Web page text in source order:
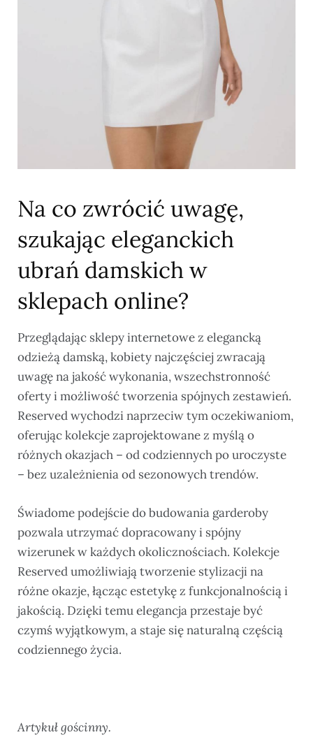
Na co zwrócić uwagę,
szukając eleganckich
ubrań damskich w
sklepach online?
Przeglądając sklepy internetowe z elegancką
odzieżą damską, kobiety najczęściej zwracają
uwagę na jakość wykonania, wszechstronność
oferty i możliwość tworzenia spójnych zestawień.
Reserved wychodzi naprzeciw tym oczekiwaniom,
oferując kolekcje zaprojektowane z myślą o
różnych okazjach – od codziennych po uroczyste
– bez uzależnienia od sezonowych trendów.
Świadome podejście do budowania garderoby
pozwala utrzymać dopracowany i spójny
wizerunek w każdych okolicznościach. Kolekcje
Reserved umożliwiają tworzenie stylizacji na
różne okazje, łącząc estetykę z funkcjonalnością i
jakością. Dzięki temu elegancja przestaje być
czymś wyjątkowym, a staje się naturalną częścią
codziennego życia.
Artykuł gościnny.